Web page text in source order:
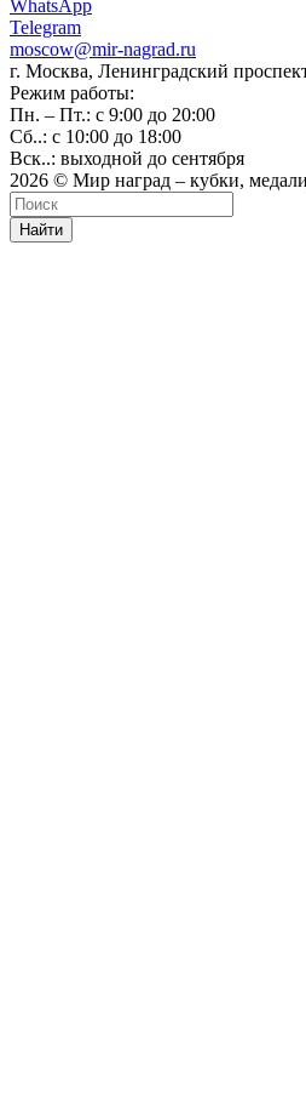
WhatsApp
Telegram
moscow@mir-nagrad.ru
г. Москва, Ленинградский
Режим работы:
Пн. – Пт.: с 9:00 до 20:00
Сб..: с 10:00 до 18:00
Вск..: выходной до сентября
2026 © Мир наград – кубки,
Найти